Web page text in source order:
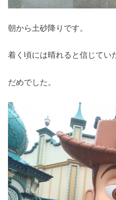
朝から土砂降りです。
着く頃には晴れると信じてい
だめでした。